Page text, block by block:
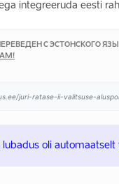
integreeruda eesti
С ЭСТОНСКОГО
juri-ratase-ii-valitsuse-
lubadus oli